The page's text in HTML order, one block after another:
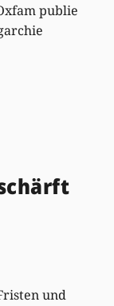
publie
und